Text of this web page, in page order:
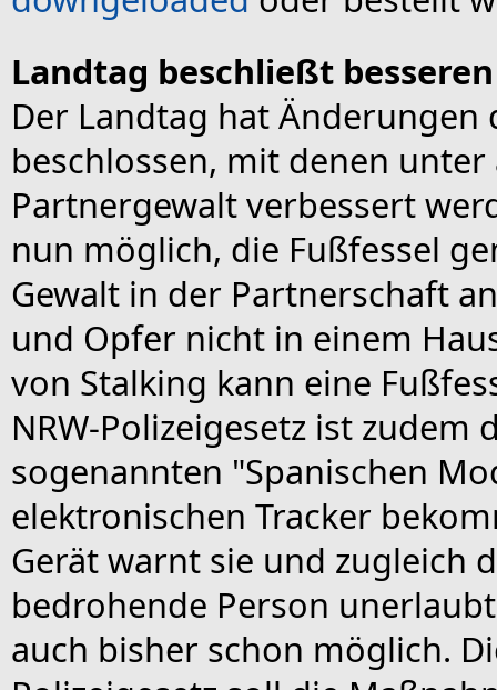
Landtag beschließt
Der Landtag hat Änderungen
beschlossen, mit denen
Partnergewalt verbessert
nun möglich, die Fußfessel
Gewalt in der Partnerschaft
und Opfer nicht in einem
von Stalking kann eine
NRW-Polizeigesetz ist
sogenannten "Spanischen
elektronischen Tracker
Gerät warnt sie und zugleich
bedrohende Person
auch bisher schon möglich.